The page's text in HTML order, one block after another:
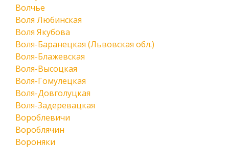
Волчье
Воля Любинская
Воля Якубова
Воля-Баранецкая (Львовская обл.)
Воля-Блажевская
Воля-Высоцкая
Воля-Гомулецкая
Воля-Довголуцкая
Воля-Задеревацкая
Вороблевичи
Вороблячин
Вороняки